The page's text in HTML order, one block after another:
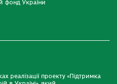
фонд України
реалізації проекту «Підтримка